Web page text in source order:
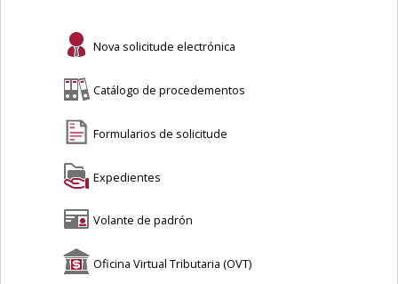
Nova solicitude electrónica
Catálogo de procedementos
Formularios de solicitude
Expedientes
Volante de padrón
Oficina Virtual Tributaria (OVT)